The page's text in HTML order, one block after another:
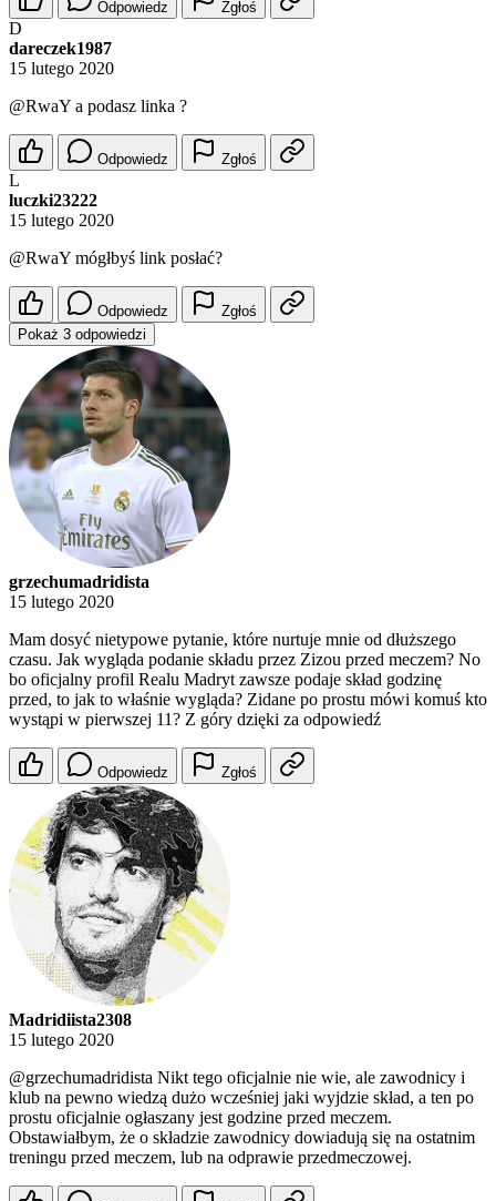
Odpowiedz Zgłoś
D
dareczek1987
15 lutego 2020
@RwaY a podasz linka ?
Odpowiedz Zgłoś
L
luczki23222
15 lutego 2020
@RwaY mógłbyś link posłać?
Odpowiedz
Zgłoś
Pokaż 3 odpowiedzi
grzechumadridista
15 lutego 2020
Mam dosyć nietypowe pytanie, które nurtuje mnie od dłuższego
czasu. Jak wygląda podanie składu przez Zizou przed meczem? No
bo oficjalny profil Realu Madryt zawsze podaje skład godzinę
przed, to jak to właśnie wygląda? Zidane po prostu mówi komuś kto
wystąpi w pierwszej 11? Z góry dzięki za odpowiedź
Odpowiedz Zgłoś
Madridiista2308
15 lutego 2020
@grzechumadridista Nikt tego oficjalnie nie wie, ale zawodnicy i
klub na pewno wiedzą dużo wcześniej jaki wyjdzie skład, a ten po
prostu oficjalnie ogłaszany jest godzine przed meczem.
Obstawiałbym, że o składzie zawodnicy dowiadują się na ostatnim
treningu przed meczem, lub na odprawie przedmeczowej.